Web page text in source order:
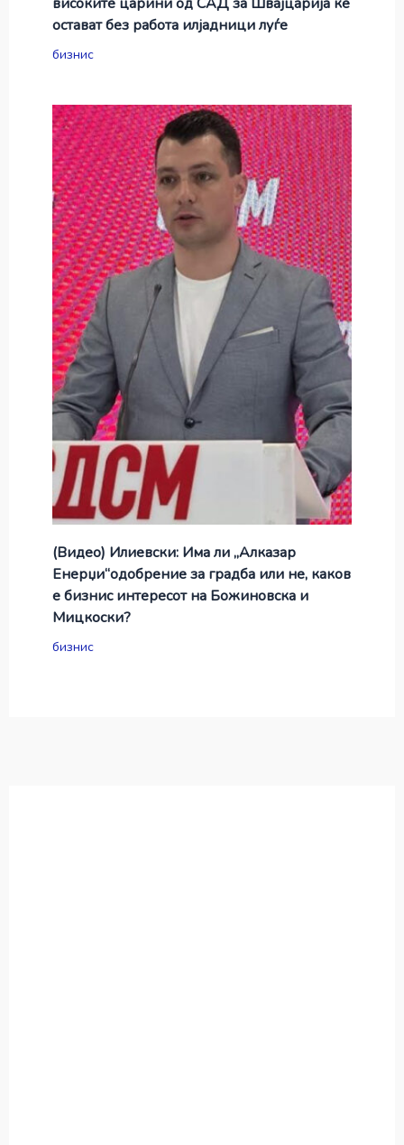
остават без работа илјадници луѓе
бизнис
(Видео) Илиевски: Има ли „Алказар
Енерџи“одобрение за градба или не, каков
е бизнис интересот на Божиновска и
Мицкоски?
бизнис